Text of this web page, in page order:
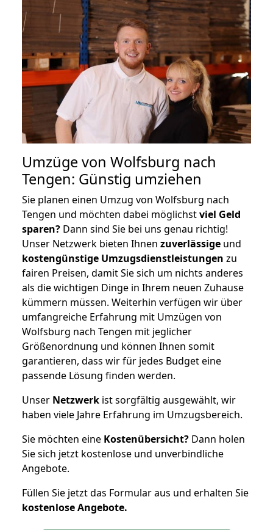
Umzüge von Wolfsburg nach
Tengen: Günstig umziehen
Sie planen einen Umzug von Wolfsburg nach
Tengen und möchten dabei möglichstviel Geld
sparen? Dann sind Sie bei uns genau richtig!
Unser Netzwerk bieten Ihnen zuverlässige und
kostengünstige Umzugsdienstleistungen zu
fairen Preisen, damit Sie sich um nichts anderes
als die wichtigen Dinge in Ihrem neuen Zuhause
kümmern müssen. Weiterhin verfügen wir über
umfangreiche Erfahrung mit Umzügen von
Wolfsburg nach Tengen mit jeglicher
Größenordnung und können Ihnen somit
garantieren, dass wir für jedes Budget eine
passende Lösung finden werden.
Unser Netzwerk ist sorgfältig ausgewählt, wir
haben viele Jahre Erfahrung im Umzugsbereich.
Sie möchten eine Kostenübersicht? Dann holen
Sie sich jetzt kostenlose und unverbindliche
Angebote.
Füllen Sie jetzt das Formular aus und erhalten Sie
kostenloseAngebote.